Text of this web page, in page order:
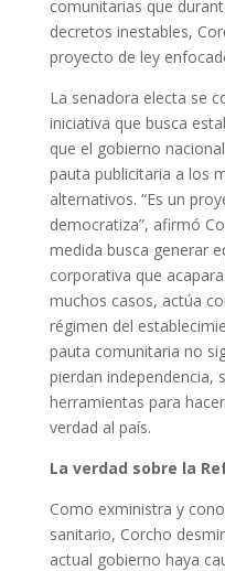
comunitarias que
decretos inestables,
proyecto de ley
La senadora electa se
iniciativa que busca
que el gobierno
pauta publicitaria a los
alternativos. “Es un
democratiza”, afirmó
medida busca generar
corporativa que
muchos casos, actúa
régimen del
pauta comunitaria no
pierdan independencia,
herramientas para
verdad al país.
La verdad sobre la
Como exministra y
sanitario, Corcho
actual gobierno haya